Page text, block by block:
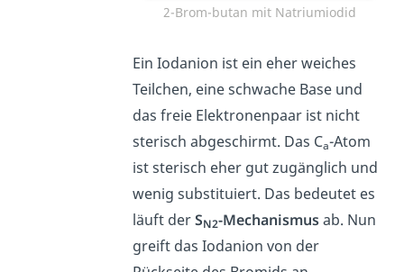
2-Brom-butan mit Natriumiodid
Ein Iodanion ist ein eher weiches
Teilchen, eine schwache Base und
das freie Elektronenpaar ist nicht
sterisch abgeschirmt. Das Ca-Atom
ist sterisch eher gut zugänglich und
wenig substituiert. Das bedeutet es
läuft derSN2-Mechanismusab. Nun
greift das Iodanion von der